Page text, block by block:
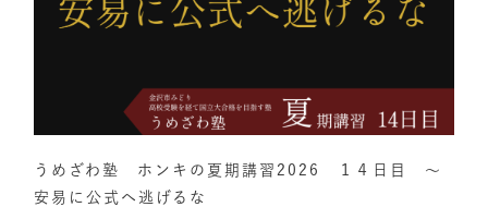
うめざわ塾 ホンキの夏期講習2026 １４日目 ～
安易に公式へ逃げるな